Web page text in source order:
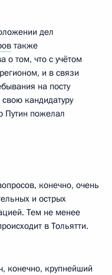
дел
также
о том, что с учётом
и в связи
на посту
кандидатуру
Путин пожелал
конечно, очень
и острых
Тем не менее
в Тольятти.
конечно, крупнейший